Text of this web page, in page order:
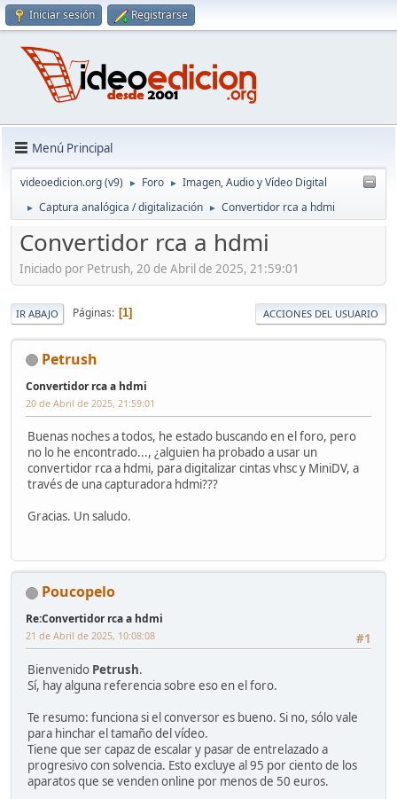
Iniciar sesión Registrarse
Menú Principal
videoedicion.org (v9) ► Foro ► Imagen, Audio y Vídeo Digital
► Captura analógica / digitalización ► Convertidor rca a hdmi
Convertidor rca a hdmi
Iniciado por Petrush, 20 de Abril de 2025, 21:59:01
IR ABAJO Páginas 1 ACCIONES DEL USUARIO
Petrush
Convertidor rca a hdmi
20 de Abril de 2025, 21:59:01
Buenas noches a todos, he estado buscando en el foro, pero
no lo he encontrado..., ¿alguien ha probado a usar un
convertidor rca a hdmi, para digitalizar cintas vhsc y MiniDV, a
través de una capturadora hdmi???
Gracias. Un saludo.
Poucopelo
Re:Convertidor rca a hdmi
#1
21 de Abril de 2025, 10:08:08
Bienvenido Petrush.
Sí, hay alguna referencia sobre eso en el foro.
Te resumo: funciona si el conversor es bueno. Si no, sólo vale
para hinchar el tamaño del vídeo.
Tiene que ser capaz de escalar y pasar de entrelazado a
progresivo con solvencia. Esto excluye al 95 por ciento de los
aparatos que se venden online por menos de 50 euros.